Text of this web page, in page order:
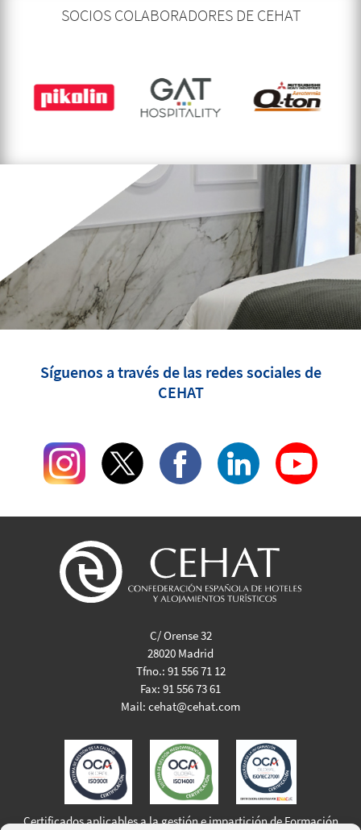
SOCIOS COLABORADORES DE CEHAT
Síguenos a través de las redes sociales de
CEHAT
C/ Orense 32
28020 Madrid
Tfno.: 91 556 71 12
Fax: 91 556 73 61
Mail: cehat@cehat.com
Certificados aplicables a la gestión e impartición de Formación